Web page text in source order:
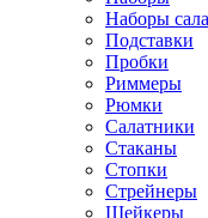
Наборы
Подставки
Пробки
Риммеры
Рюмки
Салатники
Стаканы
Стопки
Стрейнеры
Шейкеры